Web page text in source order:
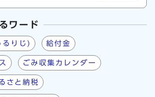
ワード
るりじ) 給付金
ごみ収集カレンダー
さと納税